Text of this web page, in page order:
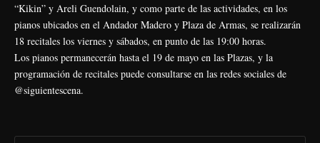
“Kikin” y Areli Guendolain, y como parte de las actividades, en los
pianos ubicados en el Andador Madero y Plaza de Armas, se realizarán
18 recitales los viernes y sábados, en punto de las 19:00 horas.
Los pianos permanecerán hasta el 19 de mayo en las Plazas, y la
programación de recitales puede consultarse en las redes sociales de
@siguientescena.